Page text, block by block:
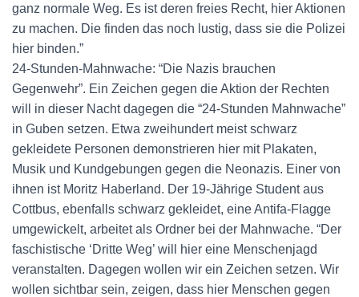
ganz normale Weg. Es ist deren freies Recht, hier Aktionen
zu machen. Die finden das noch lustig, dass sie die Polizei
hier binden.”
24-Stunden-Mahnwache: “Die Nazis brauchen
Gegenwehr”. Ein Zeichen gegen die Aktion der Rechten
will in dieser Nacht dagegen die “24-Stunden Mahnwache”
in Guben setzen. Etwa zweihundert meist schwarz
gekleidete Personen demonstrieren hier mit Plakaten,
Musik und Kundgebungen gegen die Neonazis. Einer von
ihnen ist Moritz Haberland. Der 19-Jährige Student aus
Cottbus, ebenfalls schwarz gekleidet, eine Antifa-Flagge
umgewickelt, arbeitet als Ordner bei der Mahnwache. “Der
faschistische ‘Dritte Weg’ will hier eine Menschenjagd
veranstalten. Dagegen wollen wir ein Zeichen setzen. Wir
wollen sichtbar sein, zeigen, dass hier Menschen gegen